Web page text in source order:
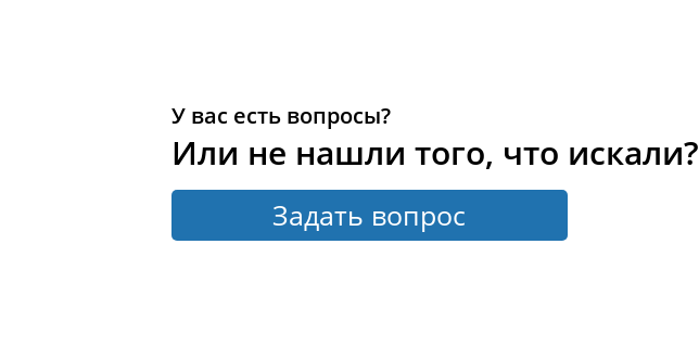
У вас есть вопросы?
Или не нашли того, что искали?
Задать вопрос